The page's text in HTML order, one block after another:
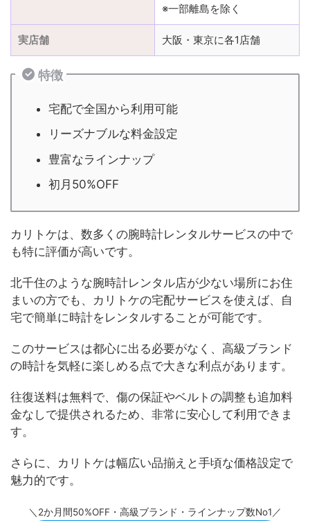
※一部離島を除く
実店舗 大阪・東京に各1店舗
特徴
宅配で全国から利用可能
リーズナブルな料金設定
豊富なラインナップ
初月50%OFF
カリトケは、数多くの腕時計レンタルサービスの中で
も特に評価が高いです。
北千住のような腕時計レンタル店が少ない場所にお住
まいの方でも、カリトケの宅配サービスを使えば、自
宅で簡単に時計をレンタルすることが可能です。
このサービスは都心に出る必要がなく、高級ブランド
の時計を気軽に楽しめる点で大きな利点があります。
往復送料は無料で、傷の保証やベルトの調整も追加料
金なしで提供されるため、非常に安心して利用できま
す。
さらに、カリトケは幅広い品揃えと手頃な価格設定で
魅力的です。
＼2か月間50%OFF・高級ブランド・ラインナップ数No1／